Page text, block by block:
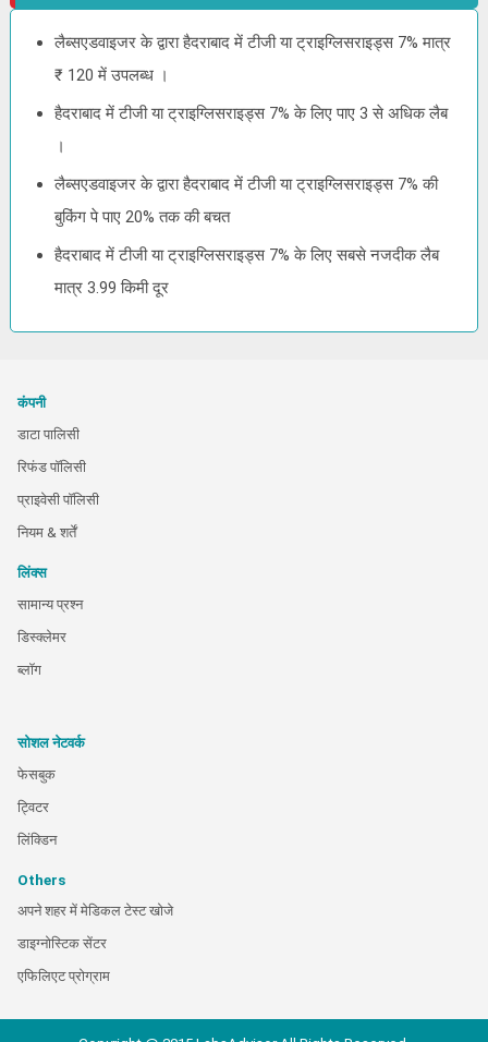
लैब्सएडवाइजर के द्वारा हैदराबाद में टीजी या ट्राइग्लिसराइड्स 7% मात्र
₹ 120 में उपलब्ध ।
हैदराबाद में टीजी या ट्राइग्लिसराइड्स 7% के लिए पाए 3 से अधिक लैब
।
लैब्सएडवाइजर के द्वारा हैदराबाद में टीजी या ट्राइग्लिसराइड्स 7% की
बुकिंग पे पाए 20% तक की बचत
हैदराबाद में टीजी या ट्राइग्लिसराइड्स 7% के लिए सबसे नजदीक लैब
मात्र 3.99 किमी दूर
कंपनी
डाटा पालिसी
रिफंड पॉलिसी
प्राइवेसी पॉलिसी
नियम & शर्तें
लिंक्स
सामान्य प्रश्न
डिस्क्लेमर
ब्लॉग
सोशल नेटवर्क
फेसबुक
ट्विटर
लिंक्डिन
Others
अपने शहर में मेडिकल टेस्ट खोजे
डाइग्नोस्टिक सेंटर
एफिलिएट प्रोग्राम